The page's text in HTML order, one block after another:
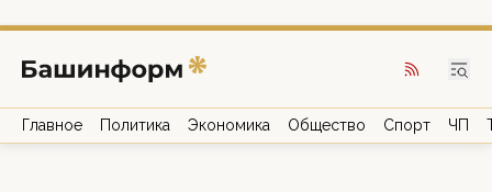
Главное Политика Экономика Общество Спорт ЧП